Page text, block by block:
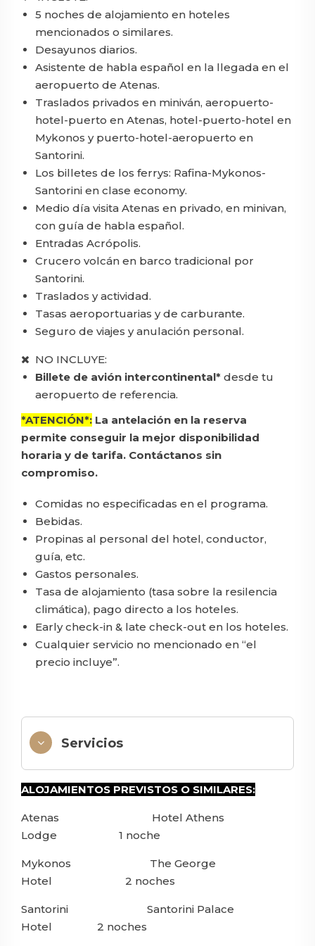
5 noches de alojamiento en hoteles
mencionados o similares.
Desayunos diarios.
Asistente de habla español en la llegada en el
aeropuerto de Atenas.
Traslados privados en miniván, aeropuerto-
hotel-puerto en Atenas, hotel-puerto-hotel en
Mykonos y puerto-hotel-aeropuerto en
Santorini.
Los billetes de los ferrys: Rafina-Mykonos-
Santorini en clase economy.
Medio día visita Atenas en privado, en minivan,
con guía de habla español.
Entradas Acrópolis.
Crucero volcán en barco tradicional por
Santorini.
Traslados y actividad.
Tasas aeroportuarias y de carburante.
Seguro de viajes y anulación personal.
NO INCLUYE:
Billete de avión intercontinental* desde tu
aeropuerto de referencia.
*ATENCIÓN*: La antelación en la reserva
permite conseguir la mejor disponibilidad
horaria y de tarifa. Contáctanos sin
compromiso.
Comidas no especificadas en el programa.
Bebidas.
Propinas al personal del hotel, conductor,
guía, etc.
Gastos personales.
Tasa de alojamiento (tasa sobre la resilencia
climática), pago directo a los hoteles.
Early check-in & late check-out en los hoteles.
Cualquier servicio no mencionado en “el
precio incluye”.
Servicios
ALOJAMIENTOS PREVISTOS O SIMILARES:
Atenas Hotel Athens
Lodge 1 noche
Mykonos The George
Hotel 2 noches
Santorini Santorini Palace
Hotel 2 noches